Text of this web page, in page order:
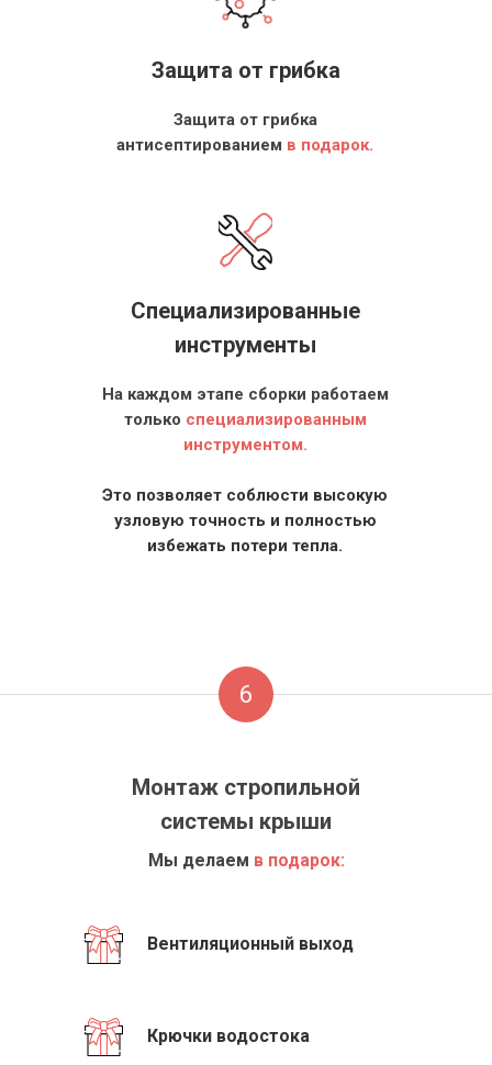
Защита от грибка
Защита от грибка
антисептированием в подарок.
Специализированные
инструменты
На каждом этапе сборки работаем
только специализированным
инструментом.
Это позволяет соблюсти высокую
узловую точность и полностью
избежать потери тепла.
6
Монтаж стропильной
системы крыши
Мы делаем в подарок:
Вентиляционный выход
Крючки водостока